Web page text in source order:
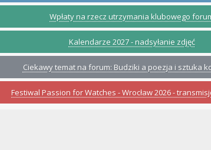
Wpłaty na rzecz utrzymania klubowego
Kalendarze 2027 - nadsyłanie zdjęć
Ciekawy temat na forum: Budziki a poezja i sztuka
Festiwal Passion for Watches - Wrocław 2026 -